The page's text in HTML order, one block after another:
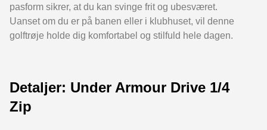
pasform sikrer, at du kan svinge frit og ubesværet.
Uanset om du er på banen eller i klubhuset, vil denne
golftrøje holde dig komfortabel og stilfuld hele dagen.
Detaljer: Under Armour Drive 1/4
Zip